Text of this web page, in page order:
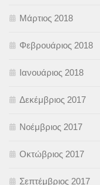
Μάρτιος 2018
Φεβρουάριος 2018
Ιανουάριος 2018
Δεκέμβριος 2017
Νοέμβριος 2017
Οκτώβριος 2017
Σεπτέμβριος 2017